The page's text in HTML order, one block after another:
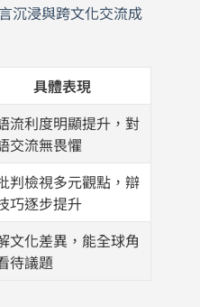
沉浸與跨文化交流成
具體表現
流利度明顯提升，對
交流無畏懼
判檢視多元觀點，辯
巧逐步提升
文化差異，能全球角
待議題